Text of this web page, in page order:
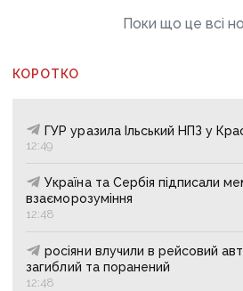
Поки що це всі
КОРОТКО
ГУР уразила Ільський НПЗ у
12:49
Україна та Сербія підписали
взаєморозуміння
12:48
росіяни влучили в рейсовий
загиблий та поранений
12:48